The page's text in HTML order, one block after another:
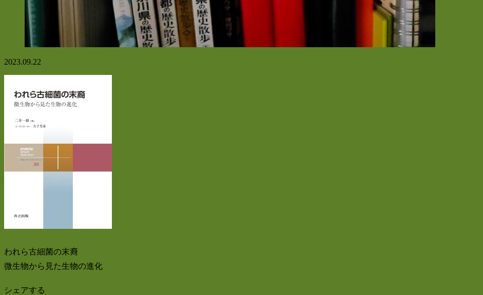
2023.09.22
われら古細菌の末裔
微生物から見た生物の進化
シェアする